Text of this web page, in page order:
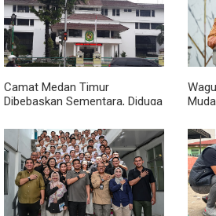
Camat Medan Timur
Dibebaskan Sementara, Diduga